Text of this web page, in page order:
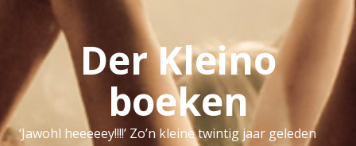
Der Kleino
boeken
‘Jawohl heeeeey!!!!’ Zo’n kleine twintig jaar geleden